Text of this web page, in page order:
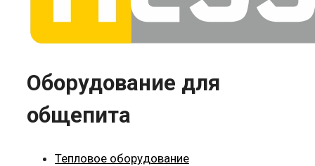
Оборудование для
общепита
Тепловое оборудование